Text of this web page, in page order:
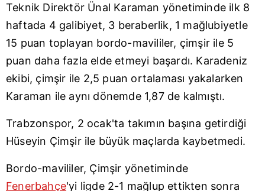
toplumu hizmetlerinin sunulması amacıyla
kullanılmaktadır. Diğer çerezler, sitemizin daha işlevsel
kılınması ve kişiselleştirilmesi ve sizlere yönelik
reklam/pazarlama faaliyetlerinin yapılması, amaçlarıyla
sınırlı olarak açık rızanız dahilinde kullanılacaktır.
Çerezlere ilişkin tercihlerinizi aşağıda yer alan panel
için Ayarlar butonuna tıklayabilir,Çerez Bilgilendirme
Metnimiziziyaret edebilirsiniz.
6698 sayılı Kişisel Verilerin Korunması Kanunu uyarınca
Teknik Direktör Ünal Karaman yönetiminde ilk 8
haftada 4 galibiyet, 3 beraberlik, 1 mağlubiyetle
15 puan toplayan bordo-mavililer, çimşir ile 5
puan daha fazla elde etmeyi başardı. Karadeniz
ekibi, çimşir ile 2,5 puan ortalaması yakalarken
Karaman ile aynı dönemde 1,87 de kalmıştı.
Trabzonspor, 2 ocak'ta takımın başına getirdiği
Hüseyin Çimşir ile büyük maçlarda kaybetmedi.
Bordo-mavililer, Çimşir yönetiminde
Fenerbahçe'yi ligde 2-1 mağlup ettikten sonra